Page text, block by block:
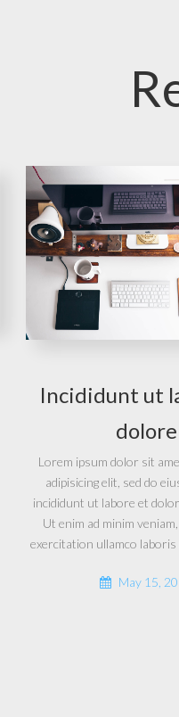
Incididunt ut
dolore
Lorem ipsum dolor sit
adipisicing elit, sed do
incididunt ut labore et
Ut enim ad minim
exercitation ullamco laboris
May 15,